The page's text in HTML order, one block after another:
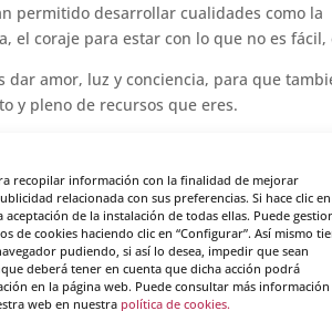
recopilar información con la finalidad de mejorar
relacionada con sus preferencias. Si hace clic
de la instalación de todas ellas. Puede
de cookies haciendo clic en “Configurar”. Así mismo
pudiendo, si así lo desea, impedir que sean
deberá tener en cuenta que dicha acción podrá
en la página web. Puede consultar más información
web en nuestra política de cookies.
permitido desarrollar cualidades como la
el coraje para estar con lo que no es fácil,
dar amor, luz y conciencia, para que
y pleno de recursos que eres.
me descubrió el Mito de Quirón.